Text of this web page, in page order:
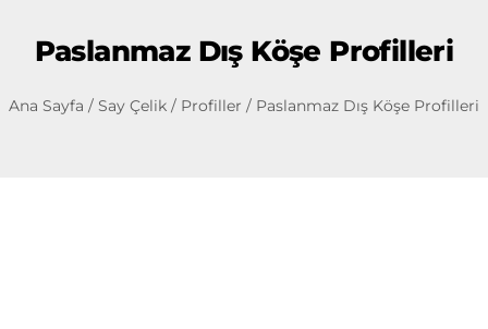
Paslanmaz Dış Köşe Profilleri
Ana Sayfa / Say Çelik / Profiller / Paslanmaz Dış Köşe Profilleri